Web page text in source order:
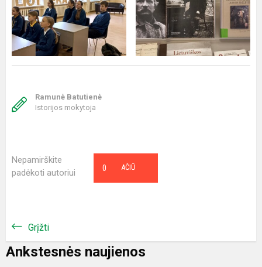
Ramunė Batutienė
Istorijos mokytoja
Nepamirškite
padėkoti autoriui
AČIŪ
0
Grįžti
Ankstesnės naujienos